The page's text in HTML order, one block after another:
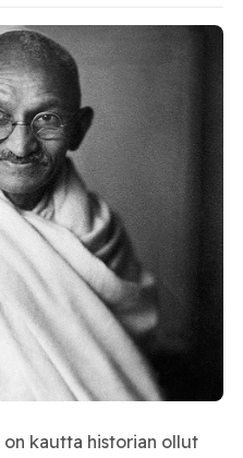
on kautta historian ollut